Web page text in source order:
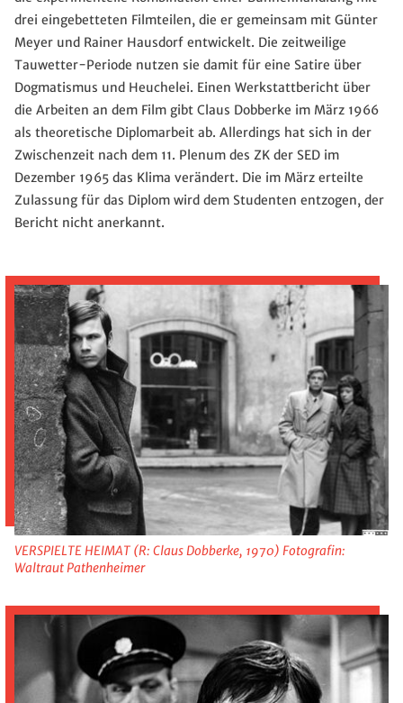
drei eingebetteten Filmteilen, die er gemeinsam mit Günter
Meyer und Rainer Hausdorf entwickelt. Die zeitweilige
Tauwetter-Periode nutzen sie damit für eine Satire über
Dogmatismus und Heuchelei. Einen Werkstattbericht über
die Arbeiten an dem Film gibt Claus Dobberke im März 1966
als theoretische Diplomarbeit ab. Allerdings hat sich in der
Zwischenzeit nach dem 11. Plenum des ZK der SED im
Dezember 1965 das Klima verändert. Die im März erteilte
Zulassung für das Diplom wird dem Studenten entzogen, der
Bericht nicht anerkannt.
VERSPIELTE HEIMAT (R: Claus Dobberke, 1970) Fotografin:
Waltraut Pathenheimer